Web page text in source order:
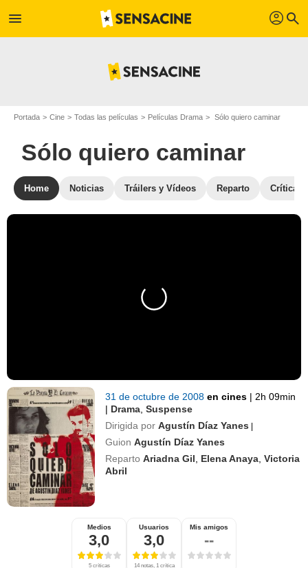
menu profil search
Portada Cine Todas las películas Películas Drama Sólo quiero caminar
Sólo quiero caminar
Home Noticias Tráilers y Vídeos Reparto Críticas
31 de octubre de 2008en cines | 2h 09min
| Drama ,Suspense
Dirigida por Agustín Díaz Yanes |
Guion Agustín Díaz Yanes
Reparto Ariadna Gil Elena Anaya ,Victoria
Abril
Medios
3,0
5 críticas
Usuarios
3,0
14 notas, 1 crítica
Mis amigos
--